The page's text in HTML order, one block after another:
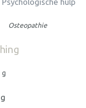
Osteopathie